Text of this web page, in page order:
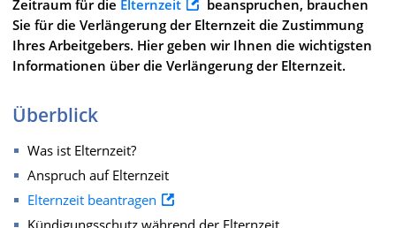
Zeitraum für die Elternzeit
beanspruchen, brauchen
Sie für die Verlängerung der Elternzeit die Zustimmung
Ihres Arbeitgebers. Hier geben wir Ihnen die wichtigsten
Informationen über die Verlängerung der Elternzeit.
Überblick
Was ist Elternzeit?
Anspruch auf Elternzeit
Elternzeit beantragen